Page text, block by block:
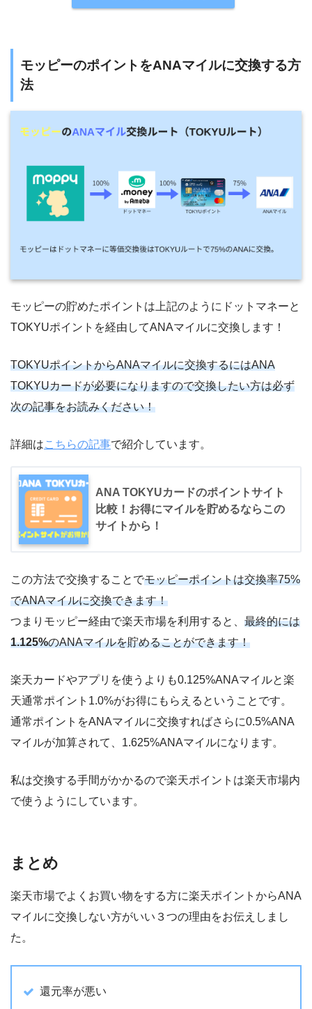
モッピーのポイントをANAマイルに交換する方
法
モッピーの貯めたポイントは上記のようにドットマネーと
TOKYUポイントを経由してANAマイルに交換します！
TOKYUポイントからANAマイルに交換するにはANA
TOKYUカードが必要になりますので交換したい方は必ず
次の記事をお読みください！
詳細はこちらの記事で紹介しています。
ANA TOKYUカードのポイントサイト
比較！お得にマイルを貯めるならこの
サイトから！
この方法で交換することでモッピーポイントは交換率75%
でANAマイルに交換できます！
つまりモッピー経由で楽天市場を利用すると、 最終的には
1.125%のANAマイルを貯めることができます！
楽天カードやアプリを使うよりも0.125%ANAマイルと楽
天通常ポイント1.0%がお得にもらえるということです。
通常ポイントをANAマイルに交換すればさらに0.5%ANA
マイルが加算されて、1.625%ANAマイルになります。
私は交換する手間がかかるので楽天ポイントは楽天市場内
で使うようにしています。
まとめ
楽天市場でよくお買い物をする方に楽天ポイントからANA
マイルに交換しない方がいい３つの理由をお伝えしまし
た。
還元率が悪い